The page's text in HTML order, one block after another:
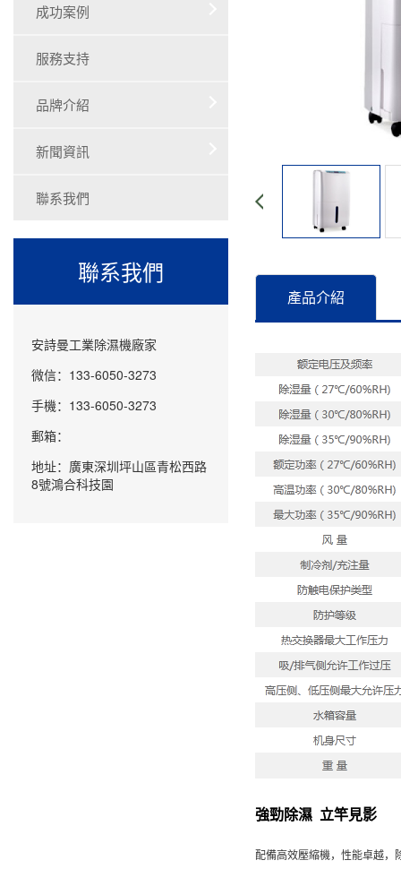
成功案例
服務支持
品牌介紹
新聞資訊
聯系我們
聯系我們
安詩曼工業除濕機廠家
微信：133-6050-3273
手機：133-6050-3273
郵箱：
地址：廣東深圳坪山區青松西路
8號鴻合科技園
產品介紹
強勁除濕 立竿見影
配備高效壓縮機，性能卓越，